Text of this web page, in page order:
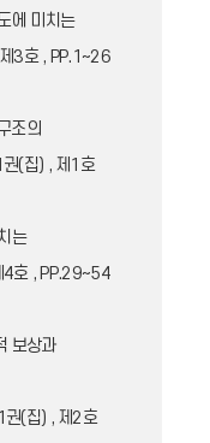
에 미치는
3호 , PP.1~26
조의
(집) , 제1호
는
4호 , PP.29~54
보상과
권(집) , 제2호